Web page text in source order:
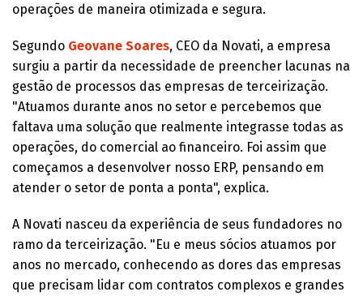
operações de maneira otimizada e segura.
Segundo Geovane Soares, CEO da Novati, a empresa
surgiu a partir da necessidade de preencher lacunas na
gestão de processos das empresas de terceirização.
"Atuamos durante anos no setor e percebemos que
faltava uma solução que realmente integrasse todas as
operações, do comercial ao financeiro. Foi assim que
começamos a desenvolver nosso ERP, pensando em
atender o setor de ponta a ponta", explica.
A Novati nasceu da experiência de seus fundadores no
ramo da terceirização. "Eu e meus sócios atuamos por
anos no mercado, conhecendo as dores das empresas
que precisam lidar com contratos complexos e grandes